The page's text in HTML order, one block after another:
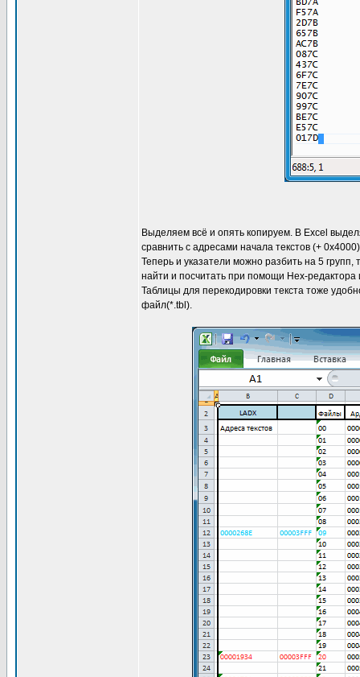
Выделяем всё и опять копируем. В Excel
сравнить с адресами начала текстов (+
Теперь и указатели можно разбить на 5
найти и посчитать при помощи Hex-редактора
Таблицы для перекодировки текста тоже
файл(*.tbl).